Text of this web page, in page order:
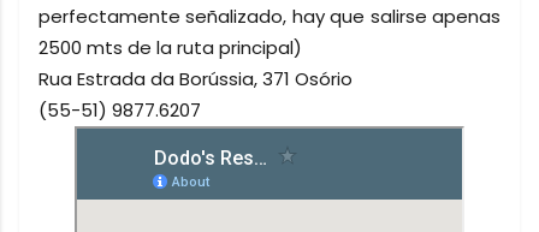
perfectamente señalizado, hay que salirse apenas
2500 mts de la ruta principal)
Rua Estrada da Borússia, 371 Osório
(55-51) 9877.6207